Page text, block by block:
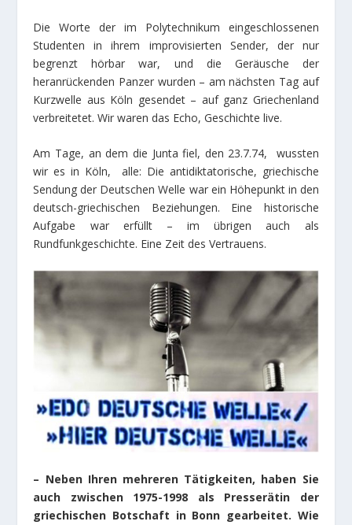
Die Worte der im Polytechnikum eingeschlossenen
Studenten in ihrem improvisierten Sender, der nur
begrenzt hörbar war, und die Geräusche der
heranrückenden Panzer wurden – am nächsten Tag auf
Kurzwelle aus Köln gesendet – auf ganz Griechenland
verbreitetet. Wir waren das Echo, Geschichte live.
Am Tage, an dem die Junta fiel, den 23.7.74, wussten
wir es in Köln, alle: Die antidiktatorische, griechische
Sendung der Deutschen Welle war ein Höhepunkt in den
deutsch-griechischen Beziehungen. Eine historische
Aufgabe war erfüllt – im übrigen auch als
Rundfunkgeschichte. Eine Zeit des Vertrauens.
– Neben Ihren mehreren Tätigkeiten, haben Sie
auch zwischen 1975-1998 als Presserätin der
griechischen Botschaft in Bonn gearbeitet. Wie